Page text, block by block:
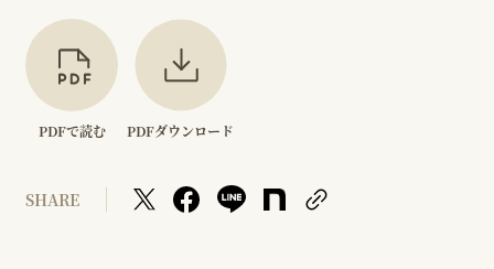
PDFで読む PDFダウンロード
SHARE